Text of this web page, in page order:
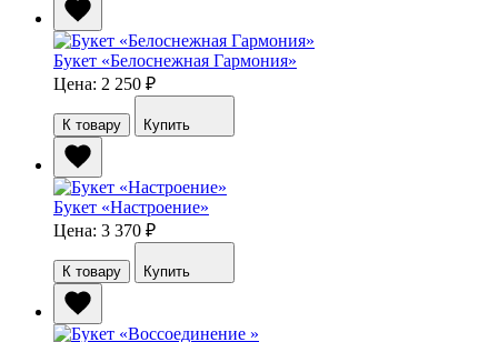
Букет «Белоснежная Гармония»
Цена: 2 250 ₽
К товару Купить
Букет «Настроение»
Цена: 3 370 ₽
К товару Купить